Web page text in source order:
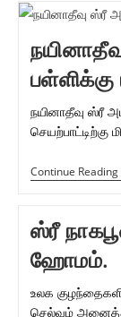
பள்ளிக்கு
நயினாதீவு ஸ்ரீ
செயற்பாட்டிற்கு
Continue Reading
ஸ்ரீ
ஹோமம்.
உலக
செல்வம்